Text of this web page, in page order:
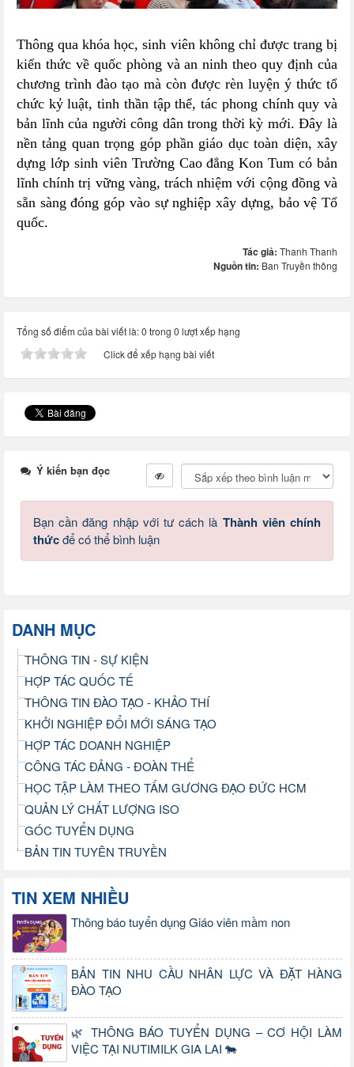
Thông qua khóa học, sinh viên không chỉ được trang bị
kiến thức về quốc phòng và an ninh theo quy định của
chương trình đào tạo mà còn được rèn luyện ý thức tổ
chức kỷ luật, tinh thần tập thể, tác phong chính quy và
bản lĩnh của người công dân trong thời kỳ mới. Đây là
nền tảng quan trọng góp phần giáo dục toàn diện, xây
dựng lớp sinh viên Trường Cao đẳng Kon Tum có bản
lĩnh chính trị vững vàng, trách nhiệm với cộng đồng và
sẵn sàng đóng góp vào sự nghiệp xây dựng, bảo vệ Tổ
quốc.
Tác giả: Thanh Thanh
Nguồn tin: Ban Truyền thông
Tổng số điểm của bài viết là: 0 trong 0 lượt xếp hạng
Click để xếp hạng bài viết
Ý kiến bạn đọc
Bạn cần đăng nhập với tư cách là Thành viên chính
thứcđể có thể bình luận
DANH MỤC
THÔNG TIN - SỰ KIỆN
HỢP TÁC QUỐC TẾ
THÔNG TIN ĐÀO TẠO - KHẢO THÍ
KHỞI NGHIỆP ĐỔI MỚI SÁNG TẠO
HỢP TÁC DOANH NGHIỆP
CÔNG TÁC ĐẢNG - ĐOÀN THỂ
HỌC TẬP LÀM THEO TẤM GƯƠNG ĐẠO ĐỨC HCM
QUẢN LÝ CHẤT LƯỢNG ISO
GÓC TUYỂN DỤNG
BẢN TIN TUYÊN TRUYỀN
TIN XEM NHIỀU
Thông báo tuyển dụng Giáo viên mầm non
BẢN TIN NHU CẦU NHÂN LỰC VÀ ĐẶT HÀNG
ĐÀO TẠO
🌿 THÔNG BÁO TUYỂN DỤNG – CƠ HỘI LÀM
VIỆC TẠI NUTIMILK GIA LAI 🐄